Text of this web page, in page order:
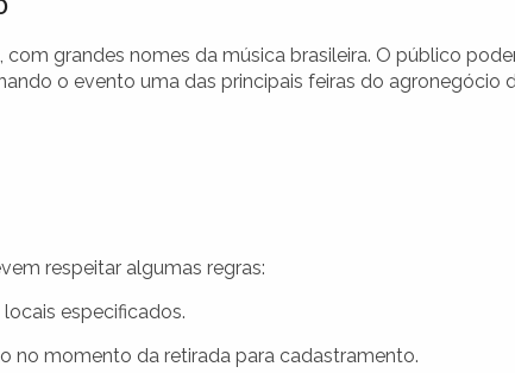
grandes nomes da música brasileira. O público
o evento uma das principais feiras do agronegócio
respeitar algumas regras:
especificados.
momento da retirada para cadastramento.